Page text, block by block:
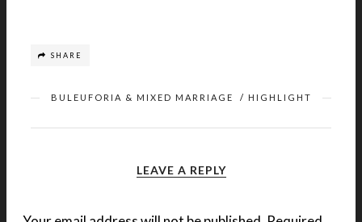
SHARE
BULEUFORIA & MIXED MARRIAGE / HIGHLIGHT
LEAVE A REPLY